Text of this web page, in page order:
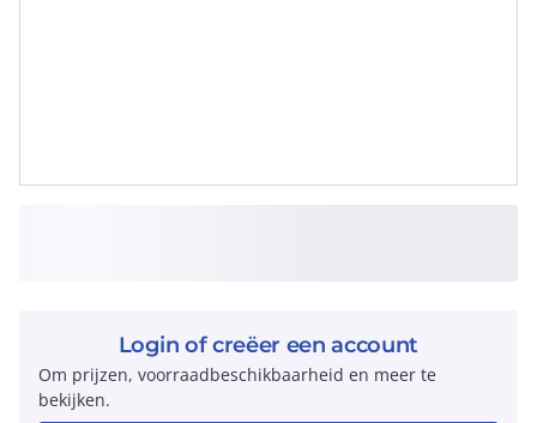
Login of creëer een account
Om prijzen, voorraadbeschikbaarheid en meer te
bekijken.